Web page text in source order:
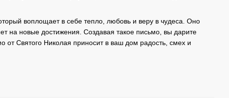
воплощает в себе тепло, любовь и веру в чудеса. Оно
на новые достижения. Создавая такое письмо, вы дарите
от Святого Николая приносит в ваш дом радость, смех и